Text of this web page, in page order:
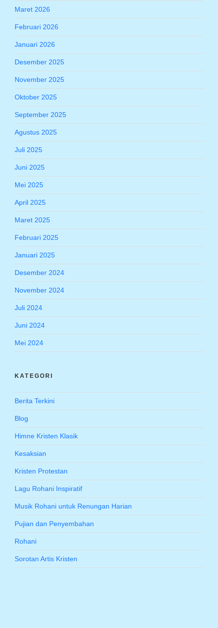
Maret 2026
Februari 2026
Januari 2026
Desember 2025
November 2025
Oktober 2025
September 2025
Agustus 2025
Juli 2025
Juni 2025
Mei 2025
April 2025
Maret 2025
Februari 2025
Januari 2025
Desember 2024
November 2024
Juli 2024
Juni 2024
Mei 2024
KATEGORI
Berita Terkini
Blog
Himne Kristen Klasik
Kesaksian
Kristen Protestan
Lagu Rohani Inspiratif
Musik Rohani untuk Renungan Harian
Pujian dan Penyembahan
Rohani
Sorotan Artis Kristen